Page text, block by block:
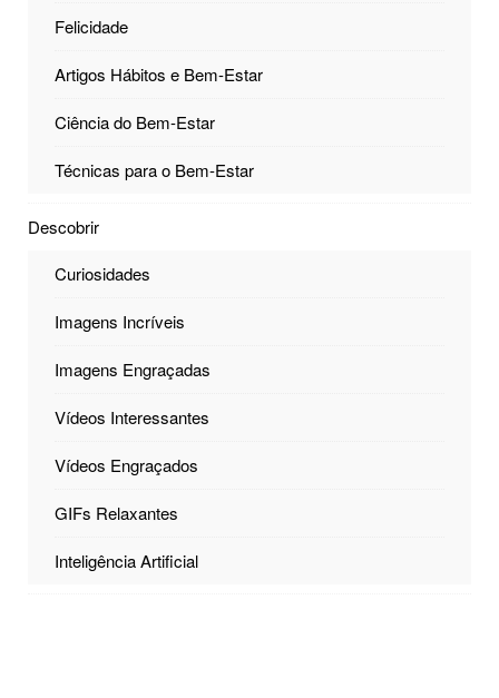
Felicidade
Artigos Hábitos e Bem-Estar
Ciência do Bem-Estar
Técnicas para o Bem-Estar
Descobrir
Curiosidades
Imagens Incríveis
Imagens Engraçadas
Vídeos Interessantes
Vídeos Engraçados
GIFs Relaxantes
Inteligência Artificial